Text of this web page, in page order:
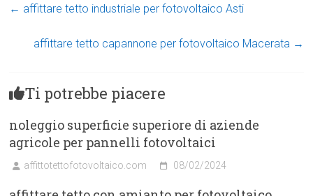
← affittare tetto industriale per fotovoltaico Asti
affittare tetto capannone per fotovoltaico Macerata →
Ti potrebbe piacere
noleggio superficie superiore di aziende
agricole per pannelli fotovoltaici
affittotettofotovoltaico.com 08/02/2024